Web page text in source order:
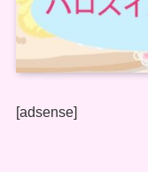
[adsense]